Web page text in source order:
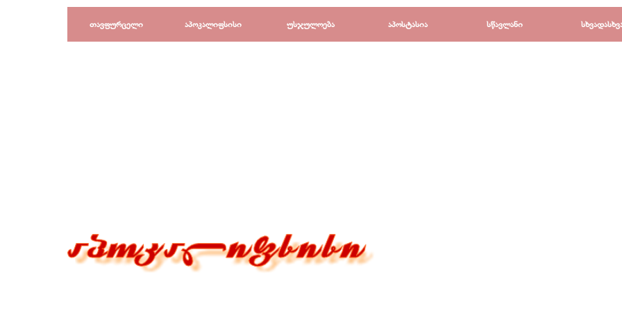
Перейти к контенту
თავფურცელი აპოკალიფსისი ▼
უსჯულოება ▼
აპოსტასია ▼
სწავლანი ▼